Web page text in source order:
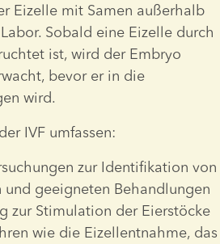
Eizelle mit Samen außerhalb
Sobald eine Eizelle durch
ist, wird der Embryo
bevor er in die
wird.
IVF umfassen:
zur Identifikation von
geeigneten Behandlungen
zur Stimulation der Eierstöcke
wie die Eizellentnahme, das